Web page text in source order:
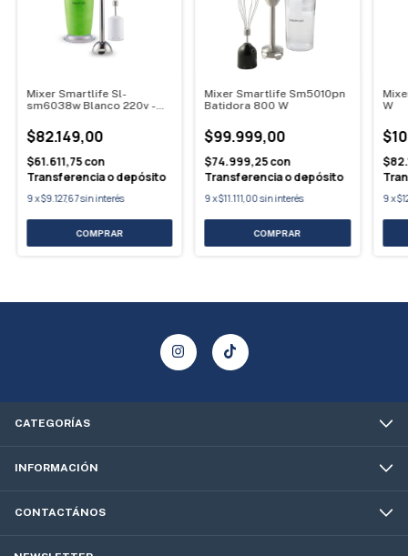
Mixer Smartlife Sl-
sm6038w Blanco 220v -
$82.149,00
$61.611,75con
Transferencia o depósito
9x$9.127,67sin interés
Mixer Smartlife Sm5010pn
Batidora 800 W
$99.999,00
$74.999,25con
Transferencia o depósito
9x$11.111,00sin interés
W
9x
CATEGORÍAS
INFORMACIÓN
CONTACTÁNOS